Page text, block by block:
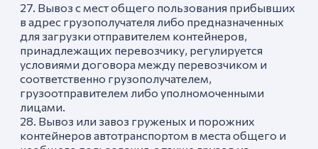
27. Вывоз с мест общего пользования прибывших
в адрес грузополучателя либо предназначенных
для загрузки отправителем контейнеров,
принадлежащих перевозчику, регулируется
условиями договора между перевозчиком и
соответственно грузополучателем,
грузоотправителем либо уполномоченными
лицами.
28. Вывоз или завоз груженых и порожних
контейнеров автотранспортом в места общего и